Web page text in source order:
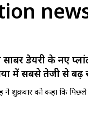
डेयरी के नए
में सबसे तेजी से बढ़
ने शुक्रवार को कहा कि पिछले